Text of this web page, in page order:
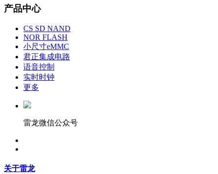
产品中心
CS SD NAND
NOR FLASH
小尺寸eMMC
君正集成电路
语音控制
实时时钟
更多
雷龙微信公众号
关于雷龙